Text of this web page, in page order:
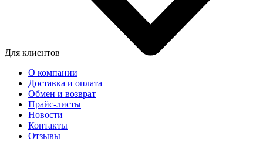
Для клиентов
О компании
Доставка и оплата
Обмен и возврат
Прайс-листы
Новости
Контакты
Отзывы